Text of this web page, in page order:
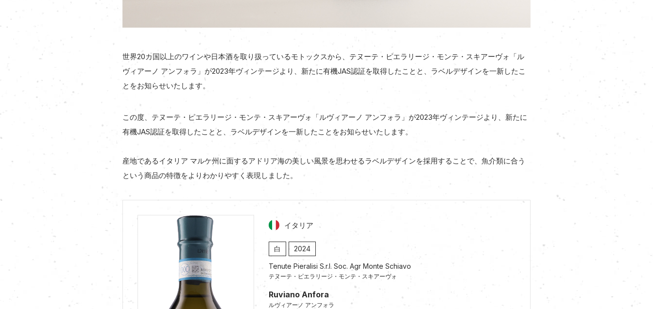
世界20カ国以上のワインや日本酒を取り扱っているモトックスから、テヌーテ・ピエラリージ・モンテ・スキアーヴォ「ル
ヴィアーノ アンフォラ」が2023年ヴィンテージより、新たに有機JAS認証を取得したことと、ラベルデザインを一新したこ
とをお知らせいたします。
この度、テヌーテ・ピエラリージ・モンテ・スキアーヴォ「ルヴィアーノ アンフォラ」が2023年ヴィンテージより、新たに
有機JAS認証を取得したことと、ラベルデザインを一新したことをお知らせいたします。
産地であるイタリア マルケ州に面するアドリア海の美しい風景を思わせるラベルデザインを採用することで、魚介類に合う
という商品の特徴をよりわかりやすく表現しました。
イタリア
白 2024
Tenute Pieralisi S.r.l. Soc. Agr Monte Schiavo
テヌーテ・ピエラリージ・モンテ・スキアーヴォ
Ruviano Anfora
ルヴィアーノ アンフォラ